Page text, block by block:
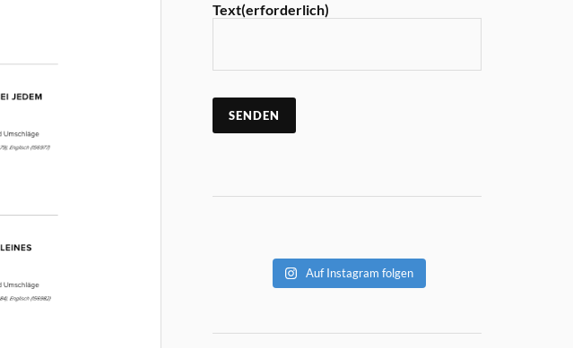
Text(erforderlich)
SENDEN
Auf Instagram folgen